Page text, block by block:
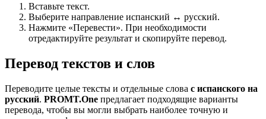
Вставьте текст.
Выберите направление испанский ↔ русский.
Нажмите «Перевести». При необходимости
отредактируйте результат и скопируйте перевод.
Перевод текстов и слов
Переводите целые тексты и отдельные слова с испанского на
русский. PROMT.One предлагает подходящие варианты
перевода, чтобы вы могли выбрать наиболее точную и